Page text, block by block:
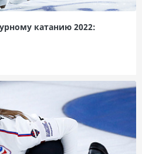
катанию 2022: